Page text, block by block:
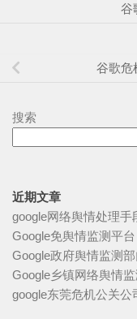
谷
谷歌危
搜索
近期文章
google网络舆情处理手
Google免舆情监测平台
Google政府舆情监测部
Google乡镇网络舆情监
google东莞危机公关公